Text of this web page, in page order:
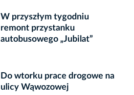
W przyszłym tygodniu
remont przystanku
autobusowego „Jubilat”
Do wtorku prace drogowe na
ulicy Wąwozowej